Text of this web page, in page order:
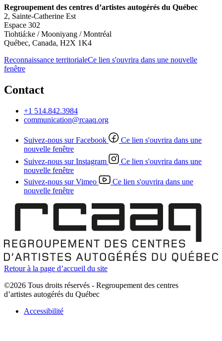
Regroupement des centres d’artistes autogérés du Québec
2, Sainte-Catherine Est
Espace 302
Tiohtiá:ke / Mooniyang / Montréal
Québec, Canada, H2X 1K4
Reconnaissance territorialeCe lien s'ouvrira dans une nouvelle
fenêtre
Contact
+1 514.842.3984
communication@rcaaq.org
Suivez-nous sur Facebook
Ce lien s'ouvrira dans une
nouvelle fenêtre
Suivez-nous sur Instagram
Ce lien s'ouvrira dans une
nouvelle fenêtre
Suivez-nous sur Vimeo
Ce lien s'ouvrira dans une
nouvelle fenêtre
Retour à la page d’accueil du site
©2026 Tous droits réservés - Regroupement des centres
d’artistes autogérés du Québec
Accessibilité